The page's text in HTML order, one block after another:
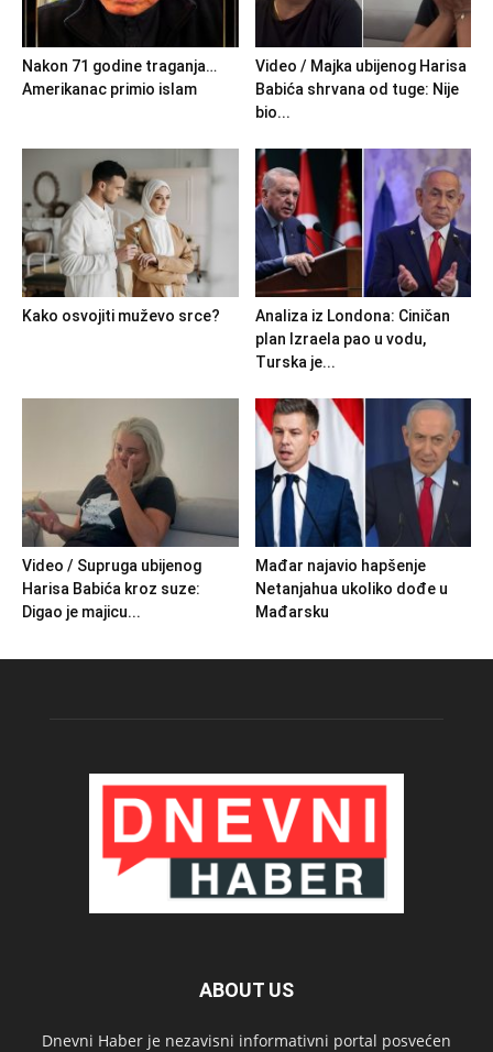
Nakon 71 godine traganja…
Amerikanac primio islam
Video / Majka ubijenog Harisa
Babića shrvana od tuge: Nije
bio...
Kako osvojiti muževo srce?
Analiza iz Londona: Ciničan
plan Izraela pao u vodu,
Turska je...
Video / Supruga ubijenog
Harisa Babića kroz suze:
Digao je majicu...
Mađar najavio hapšenje
Netanjahua ukoliko dođe u
Mađarsku
ABOUT US
Dnevni Haber je nezavisni informativni portal posvećen